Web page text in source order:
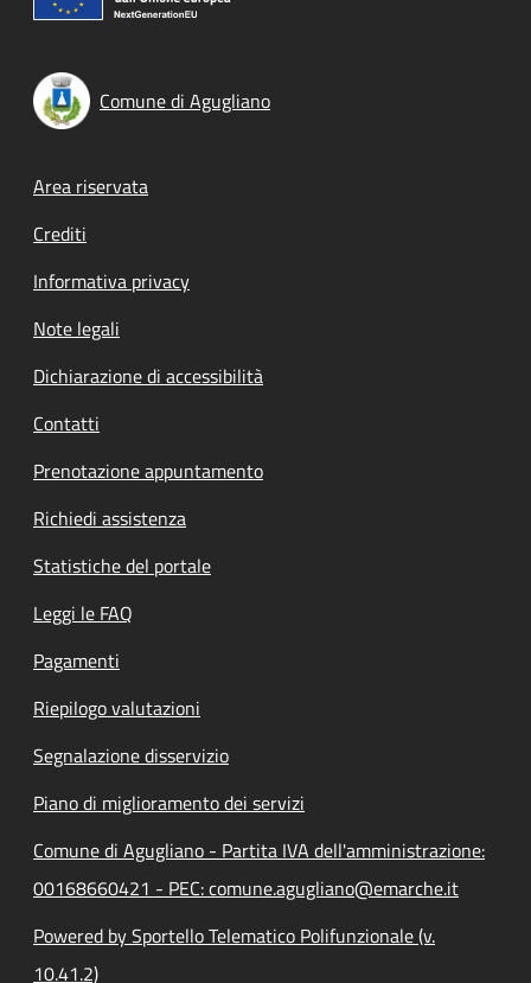
Comune di Agugliano
Footer menu
Area riservata
Crediti
Informativa privacy
Note legali
Dichiarazione di accessibilità
Contatti
Prenotazione appuntamento
Richiedi assistenza
Statistiche del portale
Leggi le FAQ
Pagamenti
Riepilogo valutazioni
Segnalazione disservizio
Piano di miglioramento dei servizi
Comune di Agugliano - Partita IVA dell'amministrazione:
00168660421 - PEC: comune.agugliano@emarche.it
Powered by Sportello Telematico Polifunzionale (v.
10.41.2)